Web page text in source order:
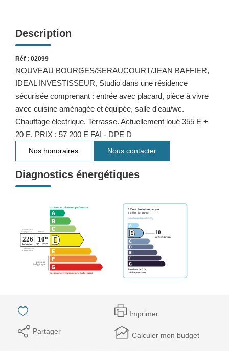
Description
Réf : 02099
NOUVEAU BOURGES/SERAUCOURT/JEAN BAFFIER,
IDEAL INVESTISSEUR, Studio dans une résidence
sécurisée comprenant : entrée avec placard, pièce à vivre
avec cuisine aménagée et équipée, salle d'eau/wc.
Chauffage électrique. Terrasse. Actuellement loué 355 E +
20 E. PRIX : 57 200 E FAI - DPE D
Nos honoraires Nous contacter
Diagnostics énergétiques
Imprimer
Partager Calculer mon budget